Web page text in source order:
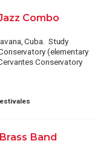
Combo
Cuba. Study
(elementary
Conservatory
Band